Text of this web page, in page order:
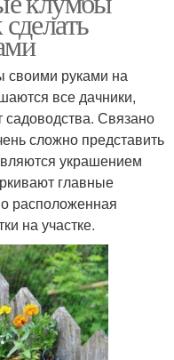
своими руками на
все дачники,
садоводства. Связано
сложно представить
украшением
главные
расположенная
на участке.